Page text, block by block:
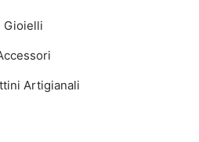
Gioielli
Artigianali